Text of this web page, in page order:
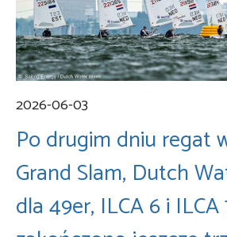
2026-06-03
Po drugim dniu regat
Grand Slam, Dutch
dla 49er, ILCA 6 i